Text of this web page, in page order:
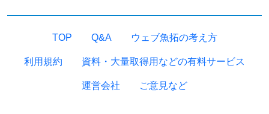
TOP Q&A ウェブ魚拓の考え方
利用規約 資料・大量取得用などの有料サービス
運営会社 ご意見など